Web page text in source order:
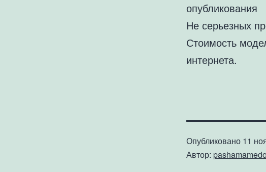
опубликования
Не серьезных
Стоимость
интернета.
Опубликовано 11
Автор: